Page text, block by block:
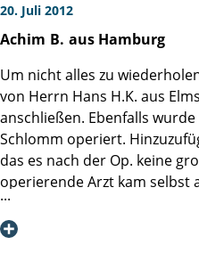
20. Juli 2012
Achim B. aus Hamburg
Um nicht alles zu
von Herrn Hans H.K. aus
anschließen. Ebenfalls
Schlomm operiert.
das es nach der Op. keine
operierende Arzt kam selbst
berichten, zu besprechen
schon möglich war. Das